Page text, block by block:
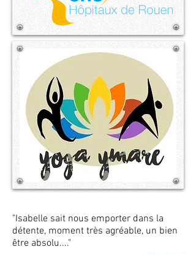
"Isabelle sait nous emporter dans la
détente, moment très agréable, un bien
être absolu...."